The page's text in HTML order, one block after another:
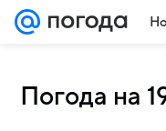
Погода на